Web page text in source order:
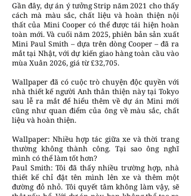
Gần đây, dự án ý tưởng Strip năm 2021 cho thấy
cách mà màu sắc, chất liệu và hoàn thiện nội
thất của Mini Cooper có thể được tái hiện hoàn
toàn mới. Và cuối năm 2025, phiên bản sản xuất
Mini Paul Smith – dựa trên dòng Cooper – đã ra
mắt tại Nhật, với dự kiến giao hàng toàn cầu vào
mùa Xuân 2026, giá từ £32,705.
Wallpaper đã có cuộc trò chuyện độc quyền với
nhà thiết kế người Anh thân thiện này tại Tokyo
sau lễ ra mắt để hiểu thêm về dự án Mini mới
cũng như quan điểm của ông về màu sắc, chất
liệu và hoàn thiện.
Wallpaper: Nhiều hợp tác giữa xe và thời trang
thường không thành công. Tại sao ông nghĩ
mình có thể làm tốt hơn?
Paul Smith: Tôi đã thấy nhiều trường hợp, nhà
thiết kế chỉ đặt tên mình lên xe và thêm một
đường đỏ nhỏ. Tôi quyết tâm không làm vậy, sẽ